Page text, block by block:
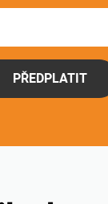
PŘEDPLATIT